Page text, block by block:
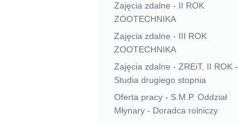
Zajęcia zdalne - II ROK
ZOOTECHNIKA
Zajęcia zdalne - III ROK
ZOOTECHNIKA
Zajęcia zdalne - ZREiT, II ROK -
Studia drugiego stopnia
Oferta pracy - S.M.P. Oddział
Młynary - Doradca rolniczy